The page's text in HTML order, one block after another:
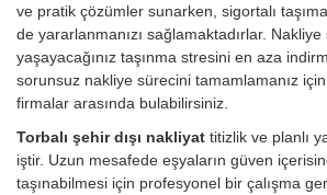
ve pratik çözümler sunarken, sigortalı
de yararlanmanızı sağlamaktadırlar.
yaşayacağınız taşınma stresini en aza
sorunsuz nakliye sürecini tamamlamanız için
firmalar arasında bulabilirsiniz.
Torbalı şehir dışı nakliyat titizlik ve planlı
iştir. Uzun mesafede eşyaların güven
taşınabilmesi için profesyonel bir çalışma